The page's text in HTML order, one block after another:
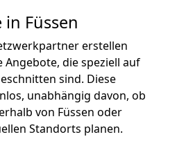
Füssen
erstellen
die speziell auf
sind. Diese
unabhängig davon, ob
von Füssen oder
Standorts planen.